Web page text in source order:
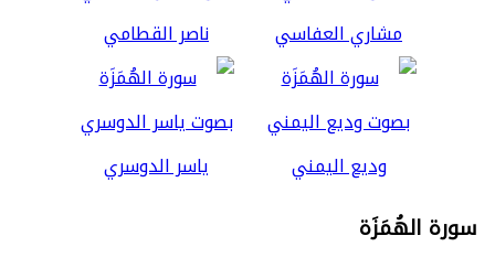
مشاري العفاسي ناصر القطامي
وديع اليمني ياسر الدوسري
سورة الهُمَزَة